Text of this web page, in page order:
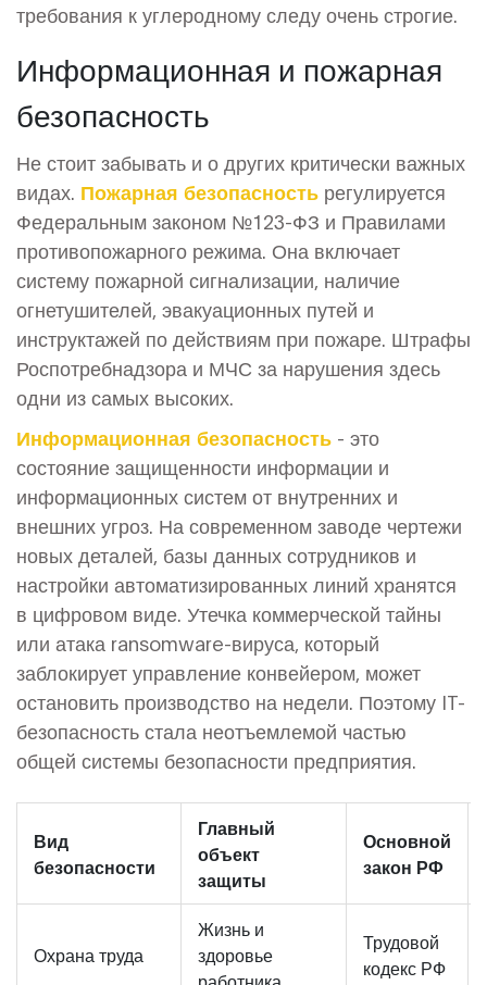
требования к углеродному следу очень строгие.
Информационная и пожарная
безопасность
Не стоит забывать и о других критически важных
видах. Пожарная безопасность регулируется
Федеральным законом №123-ФЗ и Правилами
противопожарного режима. Она включает
систему пожарной сигнализации, наличие
огнетушителей, эвакуационных путей и
инструктажей по действиям при пожаре. Штрафы
Роспотребнадзора и МЧС за нарушения здесь
одни из самых высоких.
Информационная безопасность - это
состояние защищенности информации и
информационных систем от внутренних и
внешних угроз. На современном заводе чертежи
новых деталей, базы данных сотрудников и
настройки автоматизированных линий хранятся
в цифровом виде. Утечка коммерческой тайны
или атака ransomware-вируса, который
заблокирует управление конвейером, может
остановить производство на недели. Поэтому IT-
безопасность стала неотъемлемой частью
общей системы безопасности предприятия.
Вид
безопасности
Главный
объект
защиты
Основной
закон РФ
Охрана труда
Жизнь и
здоровье
работника
Трудовой
кодекс РФ